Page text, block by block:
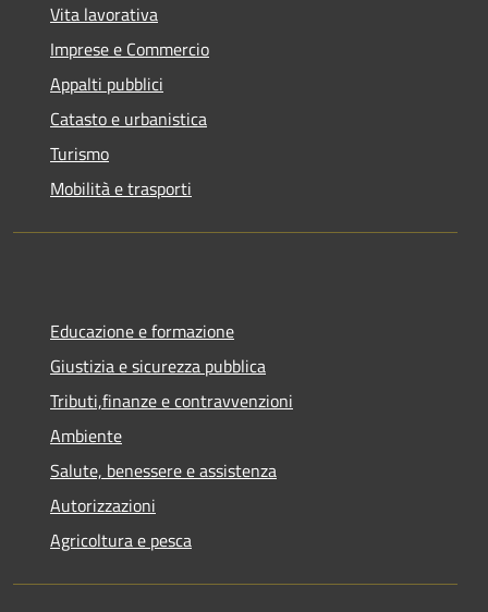
Vita lavorativa
Imprese e Commercio
Appalti pubblici
Catasto e urbanistica
Turismo
Mobilità e trasporti
Educazione e formazione
Giustizia e sicurezza pubblica
Tributi,finanze e contravvenzioni
Ambiente
Salute, benessere e assistenza
Autorizzazioni
Agricoltura e pesca